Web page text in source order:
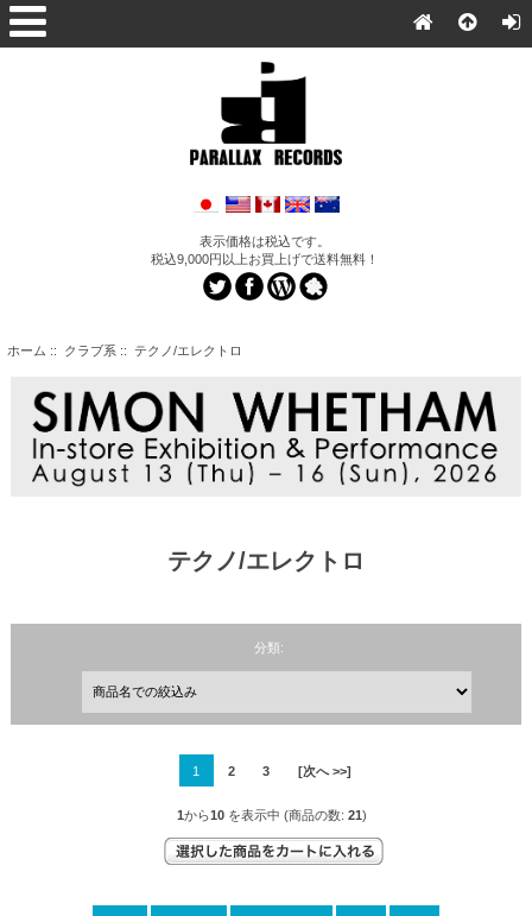
表示価格は税込です。
税込9,000円以上お買上げで送料無料！
ホーム :: クラブ系 :: テクノ/エレクトロ
テクノ/エレクトロ
分類:
1 2 3 [次へ >>]
1から10 を表示中 (商品の数: 21)